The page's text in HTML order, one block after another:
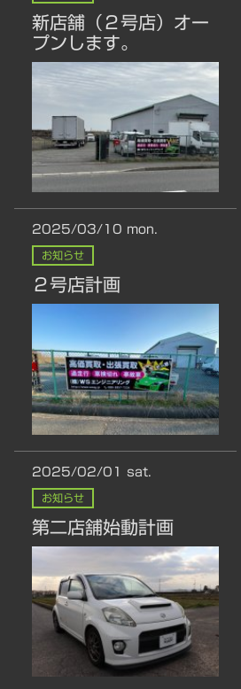
新店舗（２号店）オー
プンします。
2025/03/10 mon.
お知らせ
２号店計画
2025/02/01 sat.
お知らせ
第二店舗始動計画